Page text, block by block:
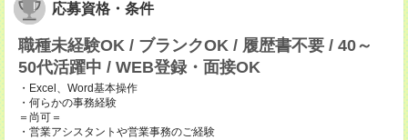
応募資格・条件
職種未経験OK / ブランクOK / 履歴書不要 / 40～
50代活躍中 / WEB登録・面接OK
・Excel、Word基本操作
・何らかの事務経験
＝尚可＝
・営業アシスタントや営業事務のご経験